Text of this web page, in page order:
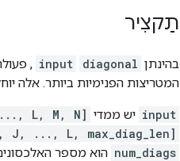
תַקצִיר
בהינתן input diagonal
,
המטריצות הפנימיות ביותר. אלה
input יש ממדי L, M, N]
J, ..., L, max_diag_len]
num_diags הוא מספר